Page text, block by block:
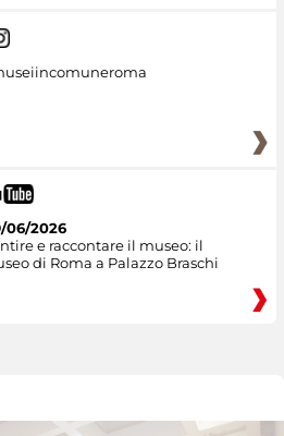
06/2026
e raccontare il museo: il
di Roma a Palazzo Braschi